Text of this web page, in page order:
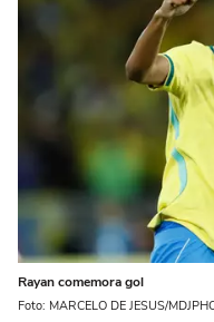
Rayan comemora gol
Foto: MARCELO DE JESUS/